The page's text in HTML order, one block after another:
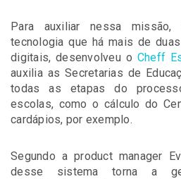
Para auxiliar nessa
tecnologia que há mais de
digitais, desenvolveu o Cheff
auxilia as Secretarias de
todas as etapas do
escolas, como o cálculo do
cardápios, por exemplo.
Segundo a product manager
desse sistema torna a